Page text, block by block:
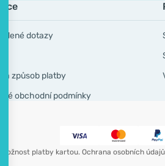
dotazy
a způsob platby
obchodní podmínky
Možnost platby kartou. Ochrana osobních